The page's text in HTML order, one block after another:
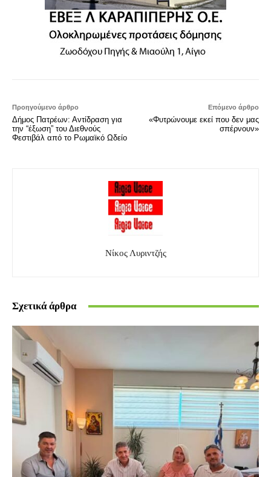
Προηγούμενο άρθρο
Δήμος Πατρέων: Αντίδραση για
την “έξωση” του Διεθνούς
Φεστιβάλ από το Ρωμαϊκό Ωδείο
Επόμενο άρθρο
«Φυτρώνουμε εκεί που δεν μας
σπέρνουν»
Νίκος Λυριντζής
Σχετικά άρθρα